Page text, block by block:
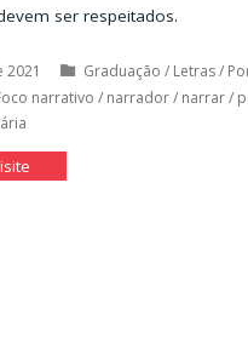
ser respeitados.
Graduação / Letras/
narrativo / narrador/ narrar/
"Foco